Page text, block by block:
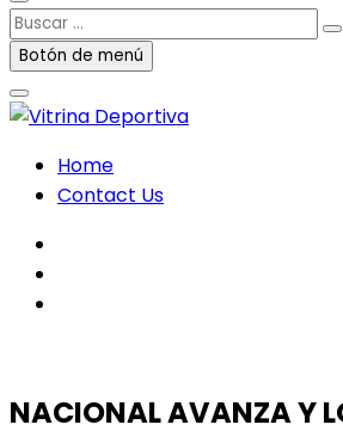
Buscar
…Botón de menú
Home
Contact Us
NACIONAL AVANZA Y